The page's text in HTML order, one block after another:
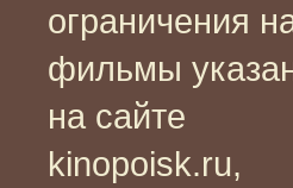
ограничения
фильмы
на сайте
kinopoisk.ru,